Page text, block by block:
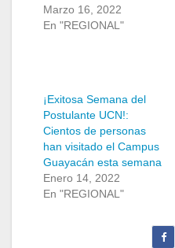
Marzo 16, 2022
En "REGIONAL"
¡Exitosa Semana del
Postulante UCN!:
Cientos de personas
han visitado el Campus
Guayacán esta semana
Enero 14, 2022
En "REGIONAL"